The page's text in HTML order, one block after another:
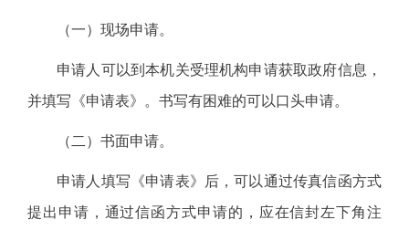
（一）现场申请。
申请人可以到本机关受理机构申请获取政府信息，
并填写《申请表》。书写有困难的可以口头申请。
（二）书面申请。
申请人填写《申请表》后，可以通过传真信函方式
提出申请，通过信函方式申请的，应在信封左下角注